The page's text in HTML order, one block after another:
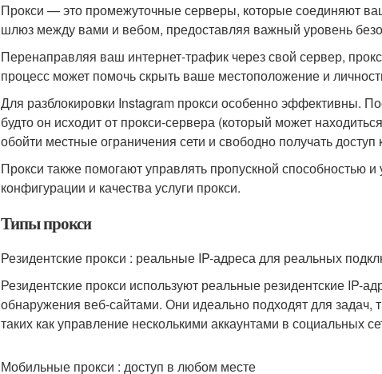
Прокси — это промежуточные серверы, которые соединяют
шлюз между вами и вебом, предоставляя важный уровень
Перенаправляя ваш интернет-трафик через свой сервер,
процесс может помочь скрыть ваше местоположение и
Для разблокировки Instagram прокси особенно эффективны.
будто он исходит от прокси-сервера (который может
обойти местные ограничения сети и свободно получать доступ
Прокси также помогают управлять пропускной способностью и
конфигурации и качества услуги прокси.
Типы прокси
Резидентские прокси : реальные IP-адреса для реальных
Резидентские прокси используют реальные резидентские IP-
обнаружения веб-сайтами. Они идеально подходят для
таких как управление несколькими аккаунтами в социальных
Мобильные прокси : доступ в любом месте